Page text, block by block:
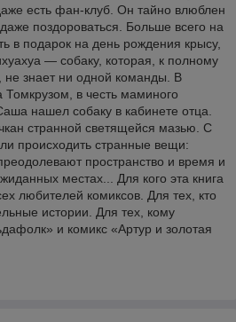
есть фан-клуб. Он тайно влюблен
поздороваться. Больше всего на
в подарок на день рождения крысу,
— собаку, которая, к полному
не знает ни одной команды. В
Томкрузом, в честь маминого
нашел собаку в кабинете отца.
странной светящейся мазью. С
происходить странные вещи:
пространство и время и
местах... Для кого эта книга
любителей комиксов. Для тех, кто
истории. Для тех, кому
и комикс «Артур и золотая